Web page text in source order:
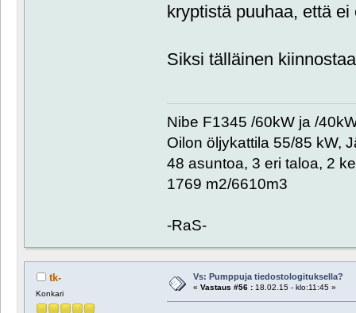
kryptistä puuhaa, että ei
Siksi tälläinen
Nibe F1345 /60kW ja /
Oilon öljykattila 55/85 kW,
48 asuntoa, 3 eri taloa, 2
1769 m2/6610m3
-RaS-
tk-
Konkari
Vs: Pumppuja tiedostologituksella?
« Vastaus #56 :18.02.15 - klo:11:45 »